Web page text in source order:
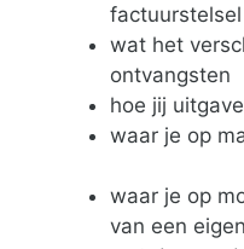
wat het
ontvangsten
hoe jij
waar je op
waar je op
van een